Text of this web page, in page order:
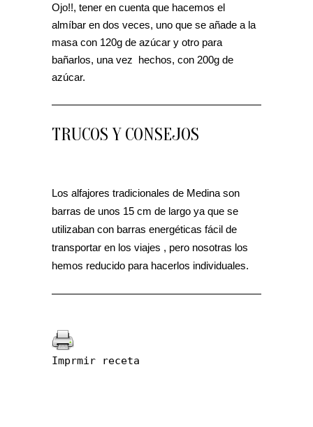
Ojo!!, tener en cuenta que hacemos el
almíbar en dos veces, uno que se añade a la
masa con 120g de azúcar y otro para
bañarlos, una vez hechos, con 200g de
azúcar.
TRUCOS Y CONSEJOS
Los alfajores tradicionales de Medina son
barras de unos 15 cm de largo ya que se
utilizaban con barras energéticas fácil de
transportar en los viajes , pero nosotras los
hemos reducido para hacerlos individuales.
Imprmir receta